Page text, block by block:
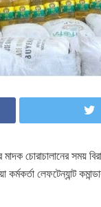
মাদক চোরাচালানের সময়
কর্মকর্তা লেফটেন্যান্ট